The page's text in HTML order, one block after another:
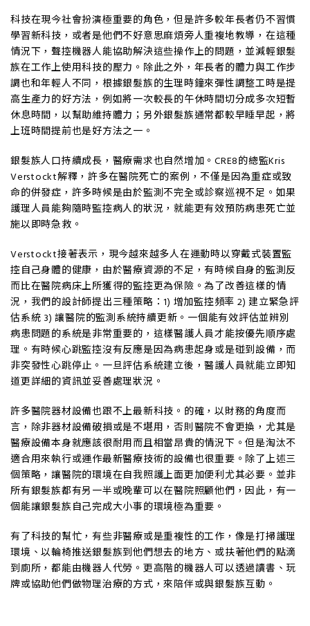
科技在現今社會扮演極重要的角色，但是許多較年長者仍不習慣
學習新科技，或者是他們不好意思麻煩旁人重複地教導，在這種
情況下，聲控機器人能協助解決這些操作上的問題，並減輕銀髮
族在工作上使用科技的壓力。除此之外，年長者的體力與工作步
調也和年輕人不同，根據銀髮族的生理時鐘來彈性調整工時是提
高生產力的好方法，例如將一次較長的午休時間切分成多次短暫
休息時間，以幫助維持體力；另外銀髮族通常都較早睡早起，將
上班時間提前也是好方法之一。
銀髮族人口持續成長，醫療需求也自然增加。CRE8的總監Kris
Verstockt解釋，許多在醫院死亡的案例，不僅是因為重症或致
命的併發症，許多時候是由於監測不完全或診察巡視不足。如果
護理人員能夠隨時監控病人的狀況，就能更有效預防病患死亡並
施以即時急救。
Verstockt接著表示，現今越來越多人在運動時以穿戴式裝置監
控自己身體的健康，由於醫療資源的不足，有時候自身的監測反
而比在醫院病床上所獲得的監控更為保險。為了改善這樣的情
況，我們的設計師提出三種策略：1) 增加監控頻率 2) 建立緊急評
估系統 3) 讓醫院的監測系統持續更新。一個能有效評估並辨別
病患問題的系統是非常重要的，這樣醫護人員才能按優先順序處
理。有時候心跳監控沒有反應是因為病患起身或是碰到設備，而
非突發性心跳停止。一旦評估系統建立後，醫護人員就能立即知
道更詳細的資訊並妥善處理狀況。
許多醫院器材設備也跟不上最新科技。的確，以財務的角度而
言，除非器材設備破損或是不堪用，否則醫院不會更換，尤其是
醫療設備本身就應該很耐用而且相當昂貴的情況下。但是淘汰不
適合用來執行或運作最新醫療技術的設備也很重要。除了上述三
個策略，讓醫院的環境在自我照護上面更加便利尤其必要。並非
所有銀髮族都有另一半或晚輩可以在醫院照顧他們，因此，有一
個能讓銀髮族自己完成大小事的環境極為重要。
有了科技的幫忙，有些非醫療或是重複性的工作，像是打掃護理
環境、以輪椅推送銀髮族到他們想去的地方、或扶著他們的點滴
到廁所，都能由機器人代勞。更高階的機器人可以透過讀書、玩
牌或協助他們做物理治療的方式，來陪伴或與銀髮族互動。